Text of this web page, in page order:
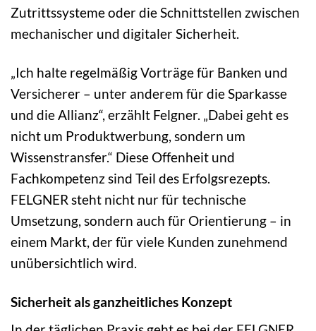
Zutrittssysteme oder die Schnittstellen zwischen
mechanischer und digitaler Sicherheit.
„Ich halte regelmäßig Vorträge für Banken und
Versicherer – unter anderem für die Sparkasse
und die Allianz“, erzählt Felgner. „Dabei geht es
nicht um Produktwerbung, sondern um
Wissenstransfer.“ Diese Offenheit und
Fachkompetenz sind Teil des Erfolgsrezepts.
FELGNER steht nicht nur für technische
Umsetzung, sondern auch für Orientierung – in
einem Markt, der für viele Kunden zunehmend
unübersichtlich wird.
Sicherheit als ganzheitliches Konzept